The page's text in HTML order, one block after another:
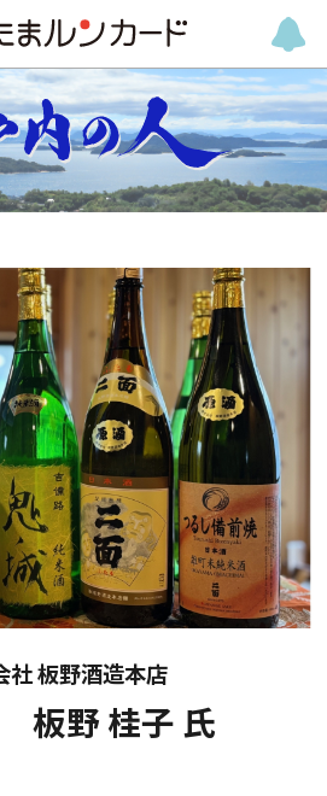
社 板野酒造本店
板野 桂子 氏